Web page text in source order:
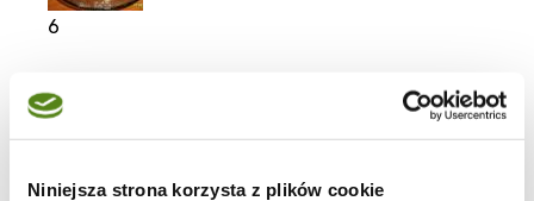
Niniejsza strona korzysta z plików cookie
6
Moje ulubione